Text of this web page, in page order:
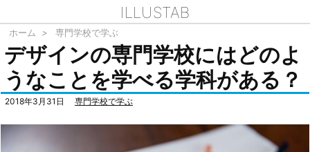
ILLUSTAB
ホーム > 専門学校で学ぶ
デザインの専門学校にはどのよ
うなことを学べる学科がある？
2018年3月31日 専門学校で学ぶ